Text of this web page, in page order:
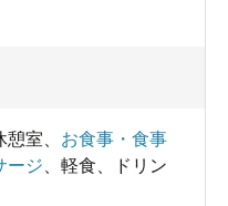
憩室
お食事・食事
ージ 軽食
ドリン